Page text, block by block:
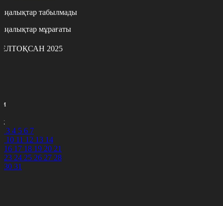
табылмады
мұрағаты
2025
3 4 5 6 7
10 11 12 13 14
16 17 18 19 20 21
23 24 25 26 27 28
30 31